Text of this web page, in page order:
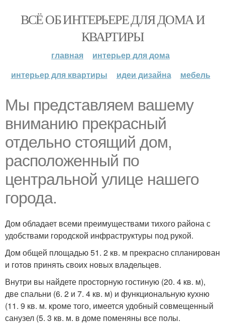
ВСЁ ОБ ИНТЕРЬЕРЕ ДЛЯ ДОМА И
КВАРТИРЫ
главная
интерьер для дома
интерьер для квартиры
идеи дизайна мебель
Мы представляем вашему
вниманию прекрасный
отдельно стоящий дом,
расположенный по
центральной улице нашего
города.
Дом обладает всеми преимуществами тихого района с
удобствами городской инфраструктуры под рукой.
Дом общей площадью 51. 2 кв. м прекрасно спланирован
и готов принять своих новых владельцев.
Внутри вы найдете просторную гостиную (20. 4 кв. м),
две спальни (6. 2 и 7. 4 кв. м) и функциональную кухню
(11. 9 кв. м. кроме того, имеется удобный совмещенный
санузел (5. 3 кв. м. в доме поменяны все полы.